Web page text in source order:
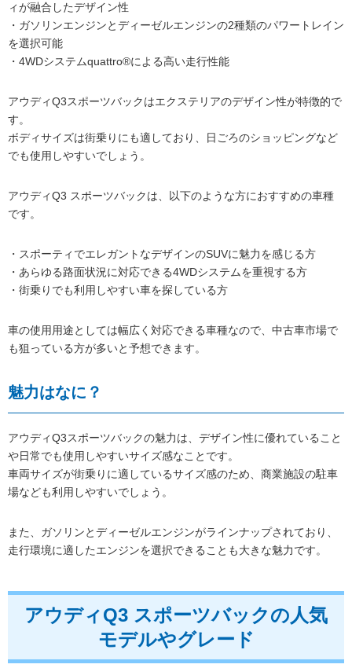
ィが融合したデザイン性
・ガソリンエンジンとディーゼルエンジンの2種類のパワートレイン
を選択可能
・4WDシステムquattro®による高い走行性能
アウディQ3スポーツバックはエクステリアのデザイン性が特徴的で
す。
ボディサイズは街乗りにも適しており、日ごろのショッピングなど
でも使用しやすいでしょう。
アウディQ3 スポーツバックは、以下のような方におすすめの車種
です。
・スポーティでエレガントなデザインのSUVに魅力を感じる方
・あらゆる路面状況に対応できる4WDシステムを重視する方
・街乗りでも利用しやすい車を探している方
車の使用用途としては幅広く対応できる車種なので、中古車市場で
も狙っている方が多いと予想できます。
魅力はなに？
アウディQ3スポーツバックの魅力は、デザイン性に優れていること
や日常でも使用しやすいサイズ感なことです。
車両サイズが街乗りに適しているサイズ感のため、商業施設の駐車
場なども利用しやすいでしょう。
また、ガソリンとディーゼルエンジンがラインナップされており、
走行環境に適したエンジンを選択できることも大きな魅力です。
アウディQ3 スポーツバックの人気
モデルやグレード